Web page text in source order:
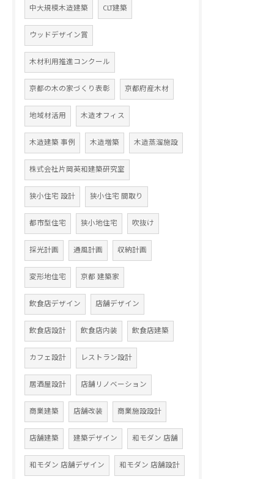
中大規模木造建築 CLT建築
ウッドデザイン賞
木材利用推進コンクール
京都の木の家づくり表彰 京都府産木材
地域材活用 木造オフィス
木造建築 事例 木造増築 木造蒸溜施設
株式会社片岡英和建築研究室
狭小住宅 設計 狭小住宅 間取り
都市型住宅 狭小地住宅 吹抜け
採光計画 通風計画 収納計画
変形地住宅 京都 建築家
飲食店デザイン 店舗デザイン
飲食店設計 飲食店内装 飲食店建築
カフェ設計 レストラン設計
居酒屋設計 店舗リノベーション
商業建築 店舗改装 商業施設設計
店舗建築 建築デザイン 和モダン 店舗
和モダン 店舗デザイン 和モダン 店舗設計